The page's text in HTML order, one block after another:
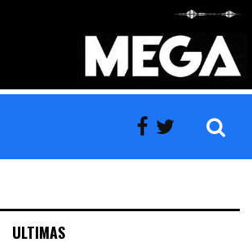
ULTIMAS